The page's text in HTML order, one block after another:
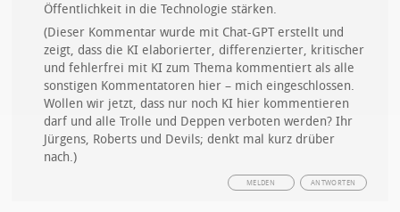
Öffentlichkeit in die Technologie stärken.
(Dieser Kommentar wurde mit Chat-GPT erstellt und
zeigt, dass die KI elaborierter, differenzierter, kritischer
und fehlerfrei mit KI zum Thema kommentiert als alle
sonstigen Kommentatoren hier – mich eingeschlossen.
Wollen wir jetzt, dass nur noch KI hier kommentieren
darf und alle Trolle und Deppen verboten werden? Ihr
Jürgens, Roberts und Devils; denkt mal kurz drüber
nach.)
ANTWORTEN
MELDEN